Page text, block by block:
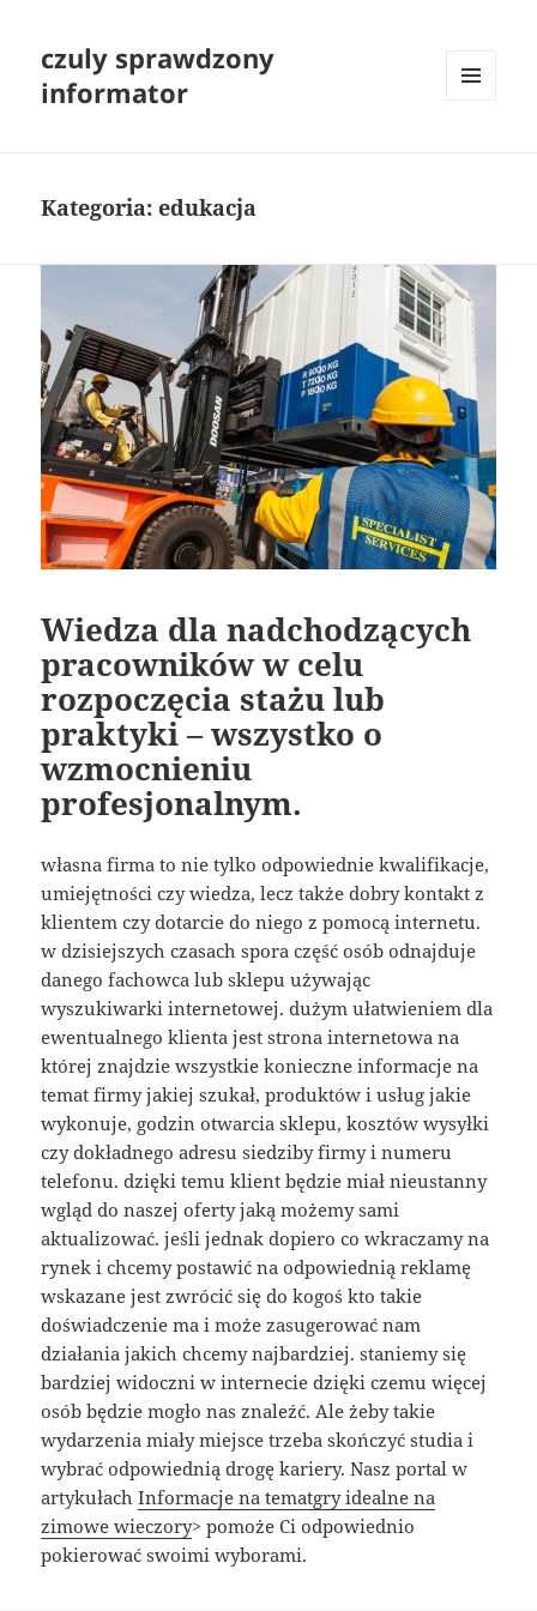
czuly sprawdzony
informator
Kategoria:edukacja
Wiedza dla nadchodzących
pracowników w celu
rozpoczęcia stażu lub
praktyki – wszystko o
wzmocnieniu
profesjonalnym.
własna firma to nie tylko odpowiednie kwalifikacje,
umiejętności czy wiedza, lecz także dobry kontakt z
klientem czy dotarcie do niego z pomocą internetu.
w dzisiejszych czasach spora część osób odnajduje
danego fachowca lub sklepu używając
wyszukiwarki internetowej. dużym ułatwieniem dla
ewentualnego klienta jest strona internetowa na
której znajdzie wszystkie konieczne informacje na
temat firmy jakiej szukał, produktów i usług jakie
wykonuje, godzin otwarcia sklepu, kosztów wysyłki
czy dokładnego adresu siedziby firmy i numeru
telefonu. dzięki temu klient będzie miał nieustanny
wgląd do naszej oferty jaką możemy sami
aktualizować. jeśli jednak dopiero co wkraczamy na
rynek i chcemy postawić na odpowiednią reklamę
wskazane jest zwrócić się do kogoś kto takie
doświadczenie ma i może zasugerować nam
działania jakich chcemy najbardziej. staniemy się
bardziej widoczni w internecie dzięki czemu więcej
osób będzie mogło nas znaleźć. Ale żeby takie
wydarzenia miały miejsce trzeba skończyć studia i
wybrać odpowiednią drogę kariery. Nasz portal w
artykułachInformacje na tematgry idealne na
zimowe wieczory> pomoże Ci odpowiednio
pokierować swoimi wyborami.